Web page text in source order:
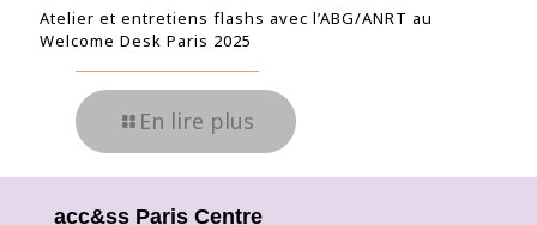
Atelier et entretiens flashs avec l’ABG/ANRT au
Welcome Desk Paris 2025
En lire plus
acc&ss Paris Centre